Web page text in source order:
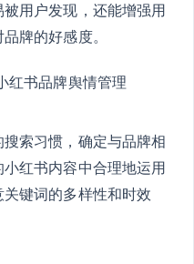
用户发现，还能增强用
牌的好感度。
红书品牌舆情管理
索习惯，确定与品牌相
红书内容中合理地运用
键词的多样性和时效